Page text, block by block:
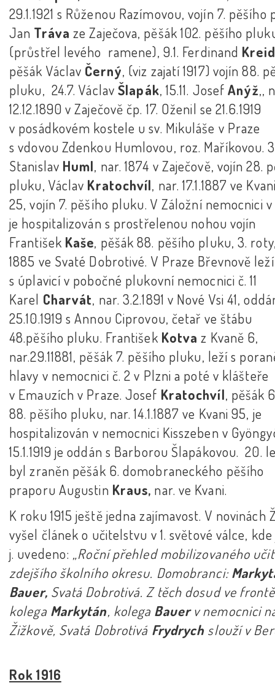
29.1.1921 s Růženou Razímovou, vojín 7. pěšího
Jan Tráva ze Zaječova, pěšák 102. pěšího
(průstřel levého ramene), 9.1. Ferdinand
pěšák Václav Černý, (viz zajatí 1917) vojín 88.
pluku, 24.7. VáclavŠlapák, 15.11. JosefAnýž,,
12.12.1890 v Zaječově čp. 17. Oženil se 21.6.1919
v posádkovém kostele u sv. Mikuláše v Praze
s vdovou Zdenkou Humlovou, roz. Maříkovou.
Stanislav Huml, nar. 1874 v Zaječově, vojín 28.
pluku, Václav Kratochvíl, nar. 17.1.1887 ve
25, vojín 7. pěšího pluku. V Záložní nemocnici
je hospitalizován s prostřelenou nohou vojín
František Kaše, pěšák 88. pěšího pluku, 3.
1885 ve Svaté Dobrotivé. V Praze Břevnově leží
s úplavicí v pobočné plukovní nemocnici č. 11
Karel Charvát, nar. 3.2.1891 v Nové Vsi 41,
25.10.1919 s Annou Ciprovou, četař ve štábu
48.pěšího pluku. František Kotva z Kvaně 6,
nar.29.11881, pěšák 7. pěšího pluku, leží s
hlavy v nemocnici č. 2 v Plzni a poté v klášteře
v Emauzích v Praze. Josef Kratochvíl, pěšák
88. pěšího pluku, nar. 14.1.1887 ve Kvani 95, je
hospitalizován v nemocnici Kisszeben v
15.1.1919 je oddán s Barborou Šlapákovou. 20.
byl zraněn pěšák 6. domobraneckého pěšího
praporu Augustin Kraus, nar. ve Kvani.
K roku 1915 ještě jedna zajímavost. V novinách
vyšel článek o učitelstvu v 1. světové válce,
j. uvedeno: „Roční přehled mobilizovaného
zdejšího školního okresu. Domobranci:
Bauer, Svatá Dobrotivá. Z těch dosud ve frontě
kolega Markytán, kolega Bauerv nemocnici
Žižkově, Svatá Dobrotivá Frydrych slouží v
Rok 1916